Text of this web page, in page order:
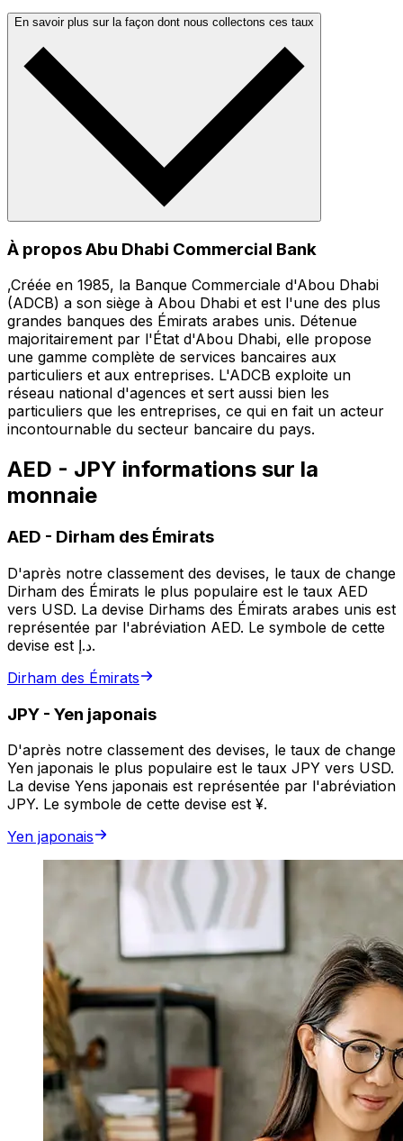
En savoir plus sur la façon dont nous collectons ces taux
À propos Abu Dhabi Commercial Bank
,Créée en 1985, la Banque Commerciale d'Abou Dhabi
(ADCB) a son siège à Abou Dhabi et est l'une des plus
grandes banques des Émirats arabes unis. Détenue
majoritairement par l'État d'Abou Dhabi, elle propose
une gamme complète de services bancaires aux
particuliers et aux entreprises. L'ADCB exploite un
réseau national d'agences et sert aussi bien les
particuliers que les entreprises, ce qui en fait un acteur
incontournable du secteur bancaire du pays.
AED - JPY informations sur la
monnaie
AED - Dirham des Émirats
D'après notre classement des devises, le taux de change
Dirham des Émirats le plus populaire est le taux AED
vers USD. La devise Dirhams des Émirats arabes unis est
représentée par l'abréviation AED. Le symbole de cette
devise est د.إ.
Dirham des Émirats
JPY - Yen japonais
D'après notre classement des devises, le taux de change
Yen japonais le plus populaire est le taux JPY vers USD.
La devise Yens japonais est représentée par l'abréviation
JPY. Le symbole de cette devise est ¥.
Yen japonais